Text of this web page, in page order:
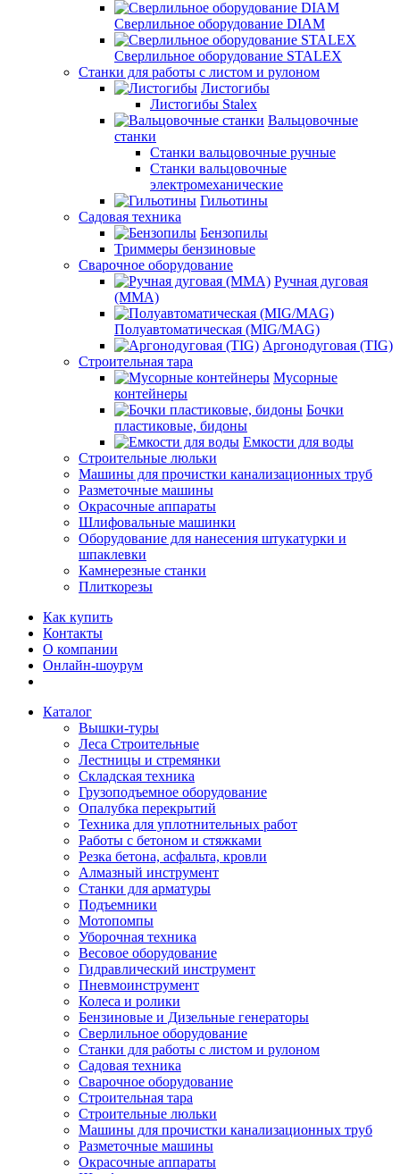
Сверлильное оборудование DIAM
Сверлильное оборудование STALEX
Станки для работы с листом и рулоном
Листогибы
Листогибы Stalex
Вальцовочные
станки
Станки вальцовочные ручные
Станки вальцовочные
электромеханические
Гильотины
Садовая техника
Бензопилы
Триммеры бензиновые
Сварочное оборудование
Ручная дуговая
(MMA)
Полуавтоматическая (MIG/MAG)
Аргонодуговая (TIG)
Строительная тара
Мусорные
контейнеры
Бочки
пластиковые, бидоны
Емкости для воды
Строительные люльки
Машины для прочистки канализационных труб
Разметочные машины
Окрасочные аппараты
Шлифовальные машинки
Оборудование для нанесения штукатурки и
шпаклевки
Камнерезные станки
Плиткорезы
Как купить
Контакты
О компании
Онлайн-шоурум
Каталог
Вышки-туры
Леса Строительные
Лестницы и стремянки
Складская техника
Грузоподъемное оборудование
Опалубка перекрытий
Техника для уплотнительных работ
Работы с бетоном и стяжками
Резка бетона, асфальта, кровли
Алмазный инструмент
Станки для арматуры
Подъемники
Мотопомпы
Уборочная техника
Весовое оборудование
Гидравлический инструмент
Пневмоинструмент
Колеса и ролики
Бензиновые и Дизельные генераторы
Сверлильное оборудование
Станки для работы с листом и рулоном
Садовая техника
Сварочное оборудование
Строительная тара
Строительные люльки
Машины для прочистки канализационных труб
Разметочные машины
Окрасочные аппараты